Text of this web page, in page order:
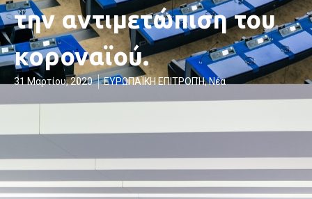
την αντιμετώπιση του
κοροναϊού.
31 Μαρτίου, 2020 ΕΥΡΩΠΑΪΚΗ ΕΠΙΤΡΟΠΉ,Νέα